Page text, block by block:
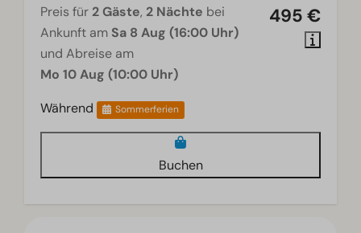
495 €
Preis für 2 Gäste, 2 Nächte bei
Ankunft am Sa 8 Aug (16:00 Uhr)
und Abreise am
Mo 10 Aug (10:00 Uhr)
Während
Sommerferien
Buchen